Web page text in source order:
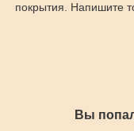
покрытия. Напишите
Вы